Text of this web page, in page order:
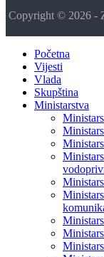
Copyright © 2026 -
Početna
Vijesti
Vlada
Skupština
Ministarstva